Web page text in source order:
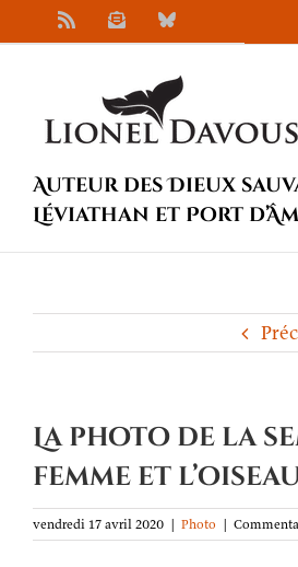
au
NewsletterBluesky
Auteur des Dieux
Léviathan et Port
La photo de la
femme et
vendredi 17 avril 2020 | Photo |